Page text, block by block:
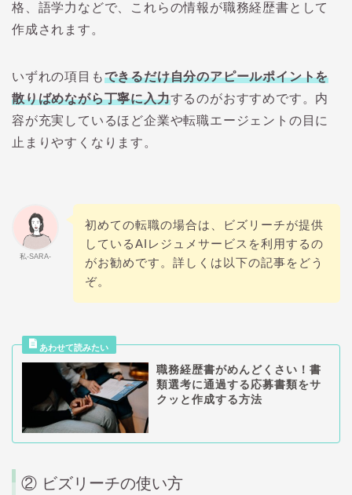
格、語学力などで、これらの情報が職務経歴書として
作成されます。
いずれの項目もできるだけ自分のアピールポイントを
散りばめながら丁寧に入力するのがおすすめです。内
容が充実しているほど企業や転職エージェントの目に
止まりやすくなります。
私-SARA-
初めての転職の場合は、ビズリーチが提供
しているAIレジュメサービスを利用するの
がお勧めです。詳しくは以下の記事をどう
ぞ。
職務経歴書がめんどくさい！書
類選考に通過する応募書類をサ
クッと作成する方法
② ビズリーチの使い方